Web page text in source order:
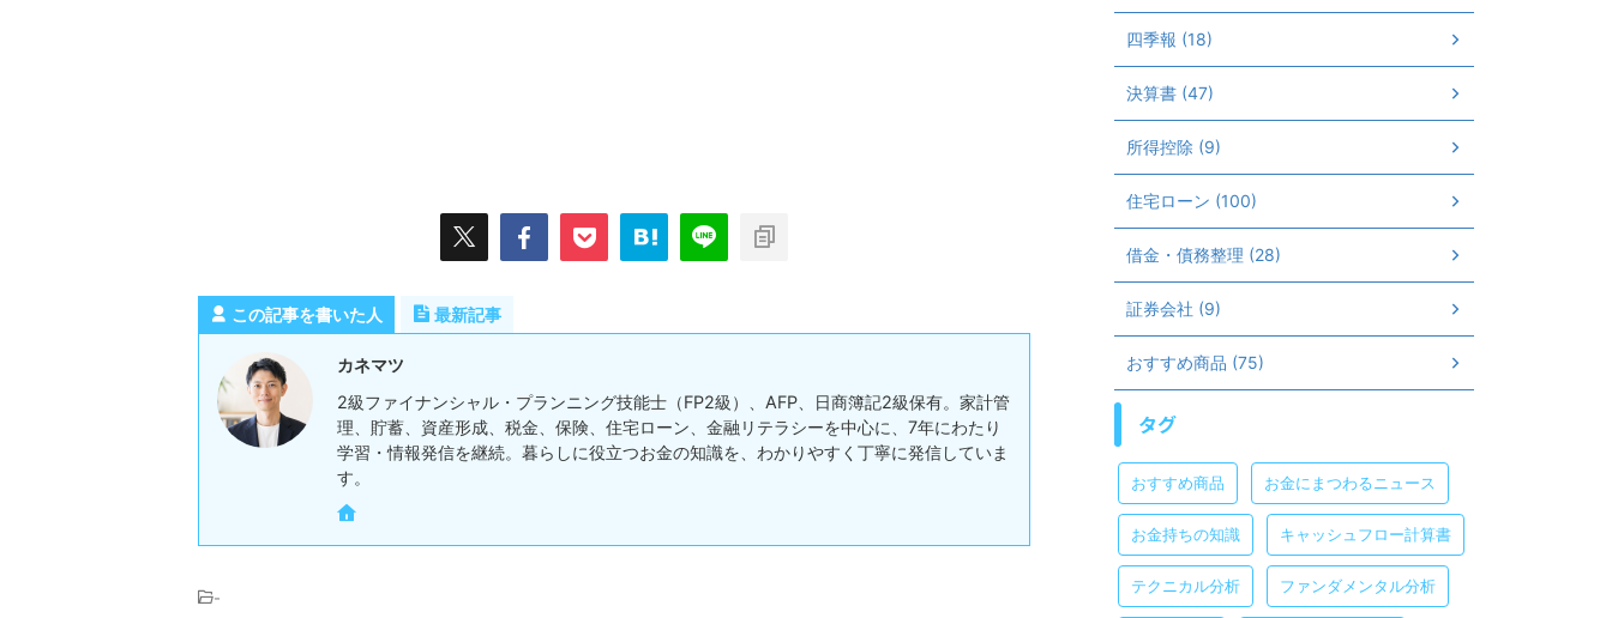
この記事を書いた人 最新記事
カネマツ
2級ファイナンシャル・プランニング技能士（FP2級）、AFP、日商簿記2級保有。家計管
理、貯蓄、資産形成、税金、保険、住宅ローン、金融リテラシーを中心に、7年にわたり
学習・情報発信を継続。暮らしに役立つお金の知識を、わかりやすく丁寧に発信していま
す。
-
四季報 (18)
決算書 (47)
所得控除 (9)
住宅ローン (100)
借金・債務整理 (28)
証券会社 (9)
おすすめ商品 (75)
タグ
おすすめ商品 お金にまつわるニュース
お金持ちの知識 キャッシュフロー計算書
テクニカル分析 ファンダメンタル分析